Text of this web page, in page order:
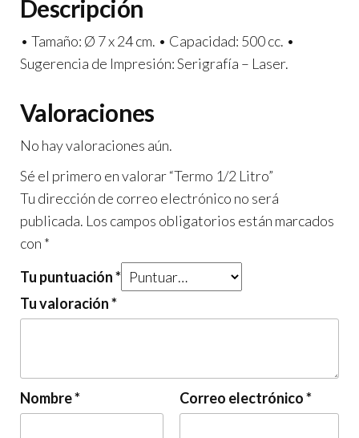
Descripción
• Tamaño: Ø 7 x 24 cm. • Capacidad: 500 cc. •
Sugerencia de Impresión: Serigrafía – Laser.
Valoraciones
No hay valoraciones aún.
Sé el primero en valorar “Termo 1/2 Litro”
Tu dirección de correo electrónico no será
publicada. Los campos obligatorios están marcados
con *
Tu puntuación*
Tu valoración*
Nombre* Correo electrónico*